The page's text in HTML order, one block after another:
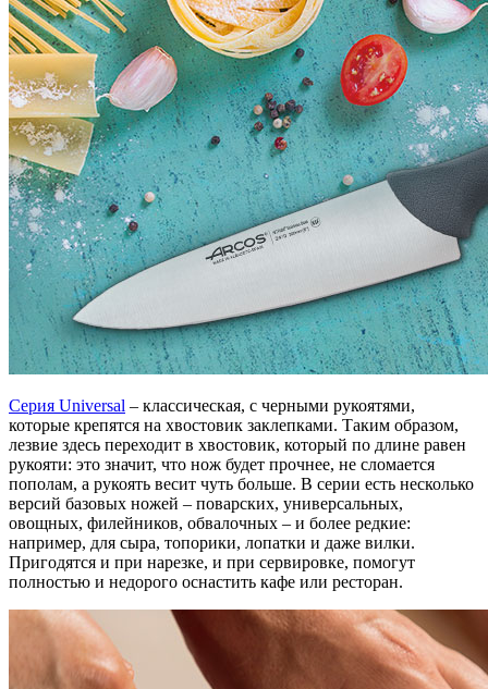
Серия Universal – классическая, с черными рукоятями,
которые крепятся на хвостовик заклепками. Таким образом,
лезвие здесь переходит в хвостовик, который по длине равен
рукояти: это значит, что нож будет прочнее, не сломается
пополам, а рукоять весит чуть больше. В серии есть несколько
версий базовых ножей – поварских, универсальных,
овощных, филейников, обвалочных – и более редкие:
например, для сыра, топорики, лопатки и даже вилки.
Пригодятся и при нарезке, и при сервировке, помогут
полностью и недорого оснастить кафе или ресторан.